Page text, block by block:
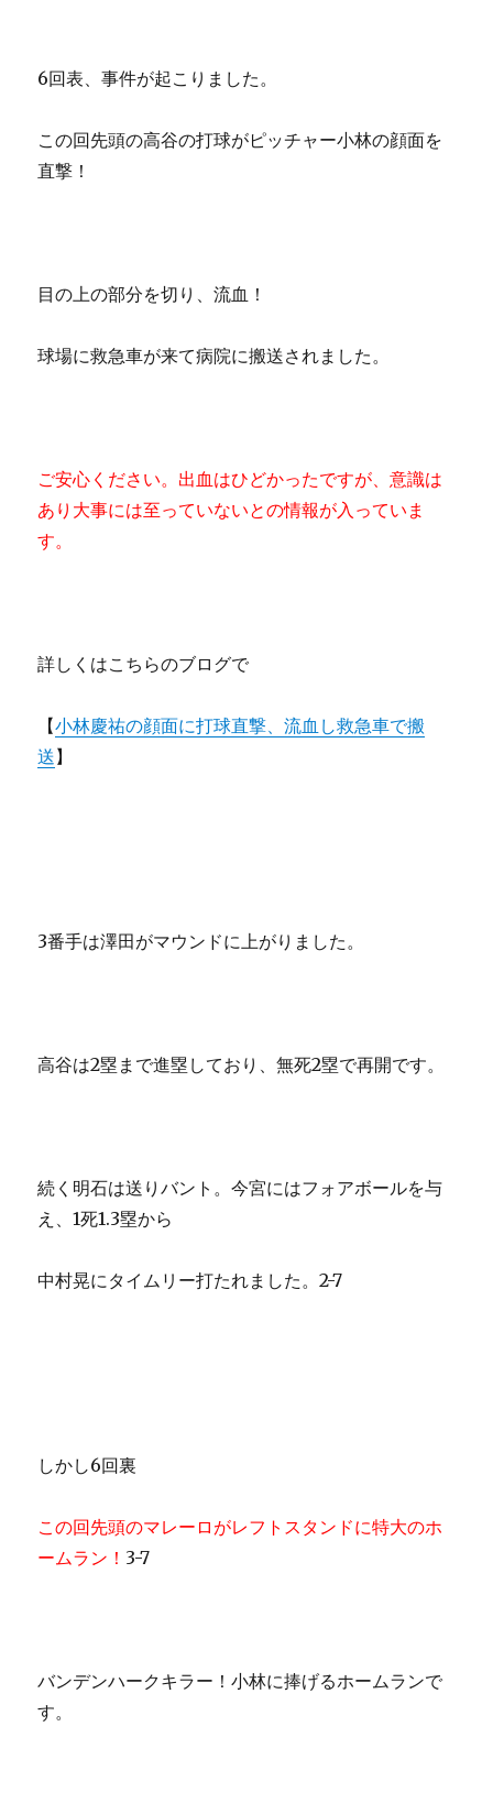
6回表、事件が起こりました。
この回先頭の高谷の打球がピッチャー小林の顔面を
直撃！
目の上の部分を切り、流血！
球場に救急車が来て病院に搬送されました。
ご安心ください。出血はひどかったですが、意識は
あり大事には至っていないとの情報が入っていま
す。
詳しくはこちらのブログで
【小林慶祐の顔面に打球直撃、流血し救急車で搬
送】
3番手は澤田がマウンドに上がりました。
高谷は2塁まで進塁しており、無死2塁で再開です。
続く明石は送りバント。今宮にはフォアボールを与
え、1死1.3塁から
中村晃にタイムリー打たれました。2-7
しかし6回裏
この回先頭のマレーロがレフトスタンドに特大のホ
ームラン！ 3-7
バンデンハークキラー！小林に捧げるホームランで
す。